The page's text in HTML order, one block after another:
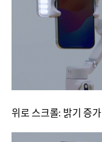
위로 스크롤: 밝기 증가